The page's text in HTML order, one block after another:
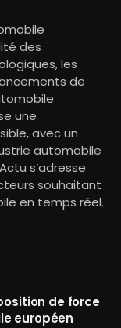
des
les
de
une
avec un
automobile
s’adresse
souhaitant
en temps réel.
de force
européen